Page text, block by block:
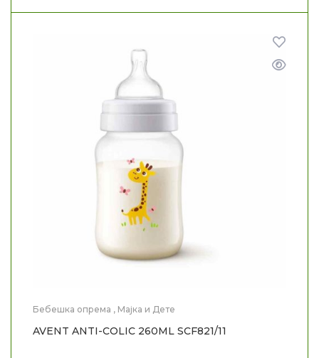
Бебешка опрема , Мајка и Дете
AVENT ANTI-COLIC 260ML SCF821/11